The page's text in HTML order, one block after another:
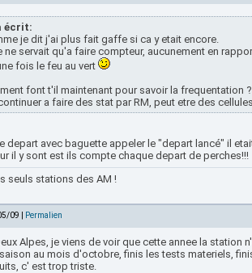
écrit:
je dit j'ai plus fait gaffe si ca y etait encore.
ne servait qu'a faire compteur, aucunement en
fois le feu au vert
font t'il maintenant pour savoir la frequentation ?
a faire des stat par RM, peut etre des
depart avec baguette appeler le "depart lancé" il
il y sont est ils compte chaque depart de perches!!!
seuls stations des AM !
09 | Permalien
Alpes, je viens de voir que cette annee la
au mois d'octobre, finis les tests materiels,
c' est trop triste.